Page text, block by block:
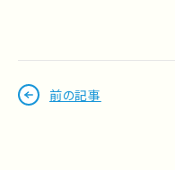
前の記事